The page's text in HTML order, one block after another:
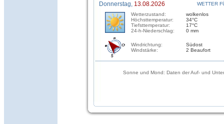
Donnerstag, 13.08.2026
WETTER
Wetterzustand:
Höchsttemperatur:
Tiefsttemperatur:
24-h-Niederschlag:
wolkenlos
34°C
17°C
0 mm
Windrichtung:
Windstärke:
Südost
2 Beaufort
Sonne und Mond: Daten der Auf- und